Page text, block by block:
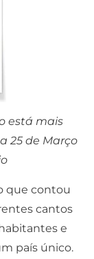
está mais
25 de Março
que contou
cantos
e
país único.